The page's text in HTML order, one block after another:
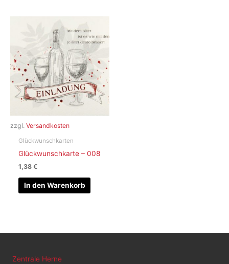
zzgl. Versandkosten
Glückwunschkarten
Glückwunschkarte – 008
1,38€
In den Warenkorb
Zentrale Herne